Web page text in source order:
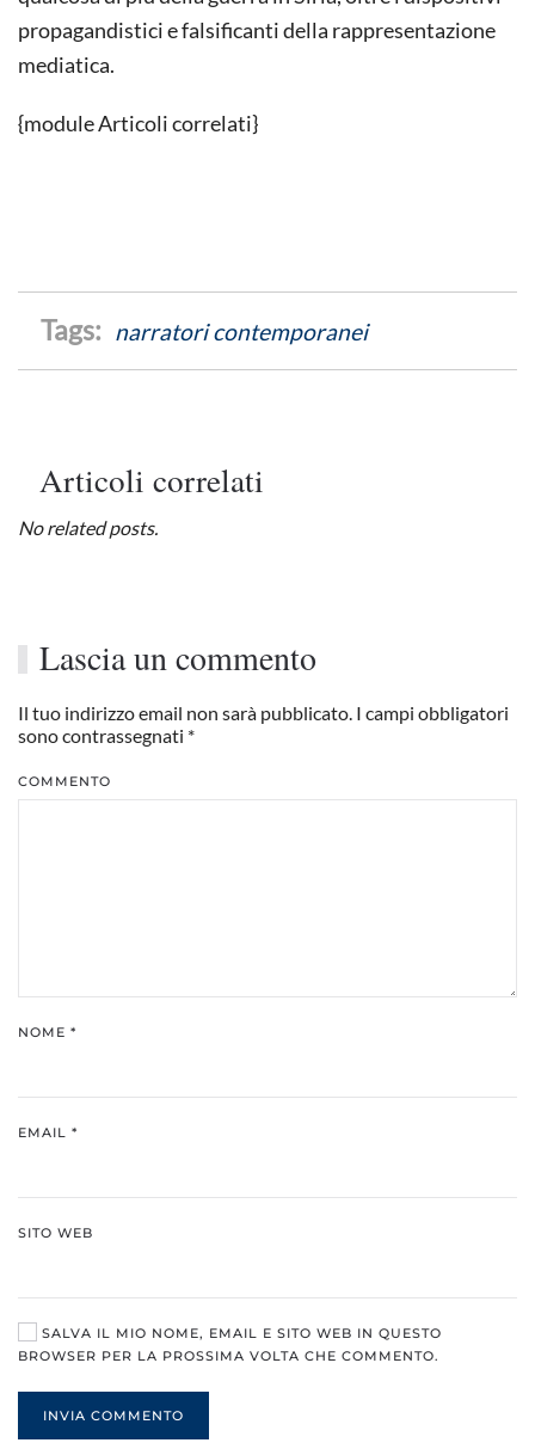
propagandistici e falsificanti della rappresentazione
mediatica.
{module Articoli correlati}
narratori contemporanei
Articoli correlati
No related posts.
Lascia un commento
Il tuo indirizzo email non sarà pubblicato. I campi obbligatori
sono contrassegnati *
COMMENTO
NOME *
EMAIL *
SITO WEB
SALVA IL MIO NOME, EMAIL E SITO WEB IN QUESTO
BROWSER PER LA PROSSIMA VOLTA CHE COMMENTO.
INVIA COMMENTO